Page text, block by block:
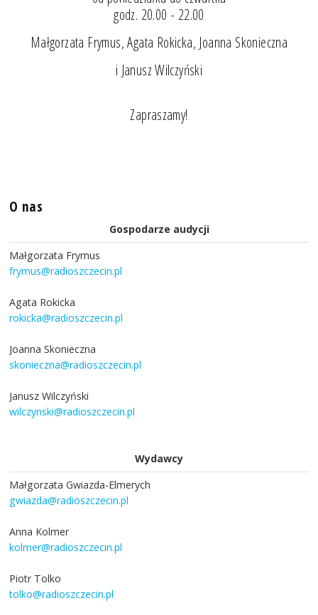
godz. 20.00 - 22.00
Małgorzata Frymus, Agata Rokicka, Joanna Skonieczna
i Janusz Wilczyński
Zapraszamy!
O nas
Gospodarze audycji
Małgorzata Frymus
frymus@radioszczecin.pl
Agata Rokicka
rokicka@radioszczecin.pl
Joanna Skonieczna
skonieczna@radioszczecin.pl
Janusz Wilczyński
wilczynski@radioszczecin.pl
Wydawcy
Małgorzata Gwiazda-Elmerych
gwiazda@radioszczecin.pl
Anna Kolmer
kolmer@radioszczecin.pl
Piotr Tolko
tolko@radioszczecin.pl